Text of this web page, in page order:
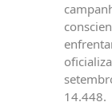
14.448.